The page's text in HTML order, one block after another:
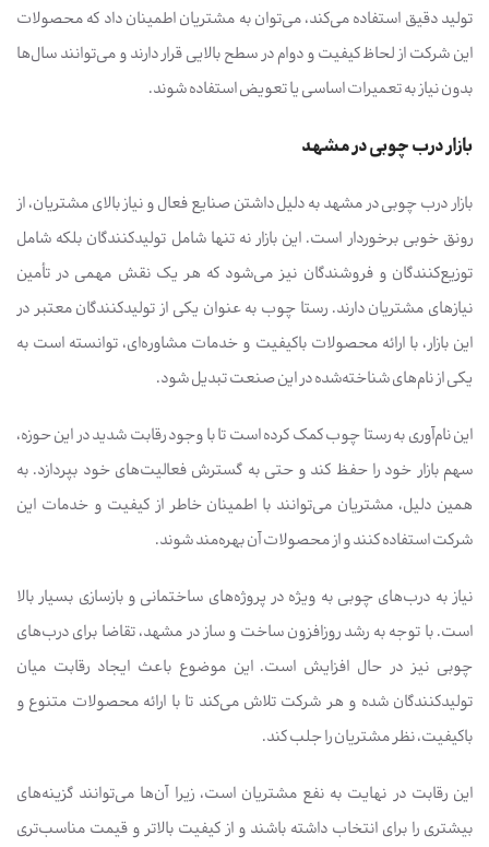
تولید دقیق استفاده می‌کند، می‌توان به مشتریان اطمینان داد که محصولات
این شرکت از لحاظ کیفیت و دوام در سطح بالایی قرار دارند و می‌توانند سال‌ها
بدون نیاز به تعمیرات اساسی یا تعویض استفاده شوند.
بازار درب چوبی در مشهد
بازار درب چوبی در مشهد به دلیل داشتن صنایع فعال و نیاز بالای مشتریان، از
رونق خوبی برخوردار است. این بازار نه تنها شامل تولیدکنندگان بلکه شامل
توزیع‌کنندگان و فروشندگان نیز می‌شود که هر یک نقش مهمی در تأمین
نیازهای مشتریان دارند. رستا چوب به عنوان یکی از تولیدکنندگان معتبر در
این بازار، با ارائه محصولات باکیفیت و خدمات مشاوره‌ای، توانسته است به
یکی از نام‌های شناخته‌شده در این صنعت تبدیل شود.
این نام‌آوری به رستا چوب کمک کرده است تا با وجود رقابت شدید در این حوزه،
سهم بازار خود را حفظ کند و حتی به گسترش فعالیت‌های خود بپردازد. به
همین دلیل، مشتریان می‌توانند با اطمینان خاطر از کیفیت و خدمات این
شرکت استفاده کنند و از محصولات آن بهره‌مند شوند.
نیاز به درب‌های چوبی به ویژه در پروژه‌های ساختمانی و بازسازی بسیار بالا
است. با توجه به رشد روزافزون ساخت و ساز در مشهد، تقاضا برای درب‌های
چوبی نیز در حال افزایش است. این موضوع باعث ایجاد رقابت میان
تولیدکنندگان شده و هر شرکت تلاش می‌کند تا با ارائه محصولات متنوع و
باکیفیت، نظر مشتریان را جلب کند.
این رقابت در نهایت به نفع مشتریان است، زیرا آن‌ها می‌توانند گزینه‌های
بیشتری را برای انتخاب داشته باشند و از کیفیت بالاتر و قیمت مناسب‌تری